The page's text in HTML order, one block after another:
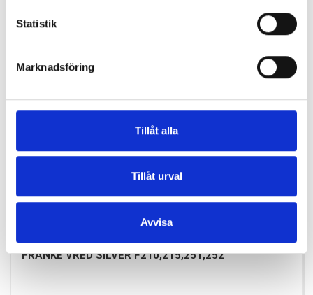
Statistik
Marknadsföring
Tillåt alla
Tillåt urval
Avvisa
FRANKE VRED SILVER F210,215,251,252